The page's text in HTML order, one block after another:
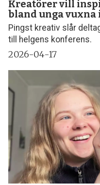
Kreatörer vill
bland unga vuxna
Pingst kreativ slår
till helgens konferens.
2026-04-17